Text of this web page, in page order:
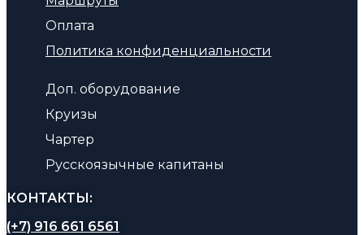
Оплата
Политика конфиденциальности
Доп. оборудование
Круизы
Чартер
Русскоязычные капитаны
КОНТАКТЫ:
(+7) 916 661 6561